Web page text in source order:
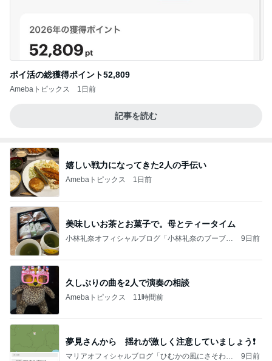
ポイ活の総獲得ポイント52,809
Amebaトピックス 1日前
記事を読む
嬉しい戦力になってきた2人の手伝い
Amebaトピックス 1日前
美味しいお茶とお菓子で。母とティータイム
小林礼奈オフィシャルブログ「小林礼奈のブーブー
9日前
久しぶりの曲を2人で演奏の相談
Amebaトピックス 11時間前
夢見さんから 揺れが激しく注意していましょう❗️
マリアオフィシャルブログ「ひむかの風にさそわれ
9日前